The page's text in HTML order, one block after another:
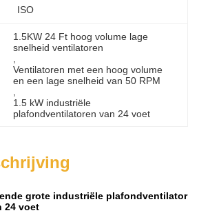
ISO
1.5KW 24 Ft hoog volume lage
snelheid ventilatoren
Ventilatoren met een hoog volume
en een lage snelheid van 50 RPM
1.5 kW industriële
plafondventilatoren van 24 voet
grote industriële plafondventilator
24 voet